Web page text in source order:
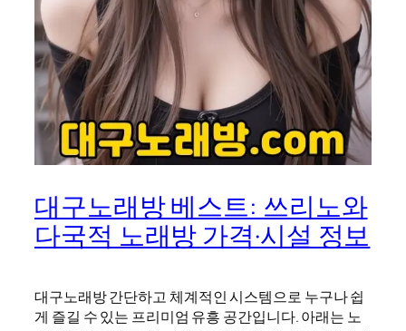
대구노래방 베스트: 쓰리노와
다국적 노래방 가격·시설 정보
대구노래방 간단하고 체계적인 시스템으로 누구나 쉽
게 즐길 수 있는 프리미엄 유흥 공간입니다. 아래는 노